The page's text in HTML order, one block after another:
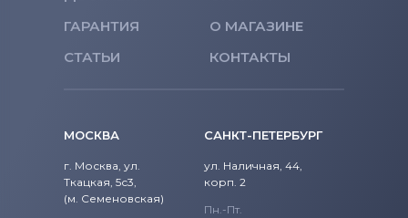
ГАРАНТИЯ
О МАГАЗИНЕ
СТАТЬИ
КОНТАКТЫ
МОСКВА
г. Москва, ул.
Ткацкая, 5с3,
(м. Семеновская)
САНКТ-ПЕТЕРБУРГ
ул. Наличная, 44,
корп. 2
Пн.-Пт.